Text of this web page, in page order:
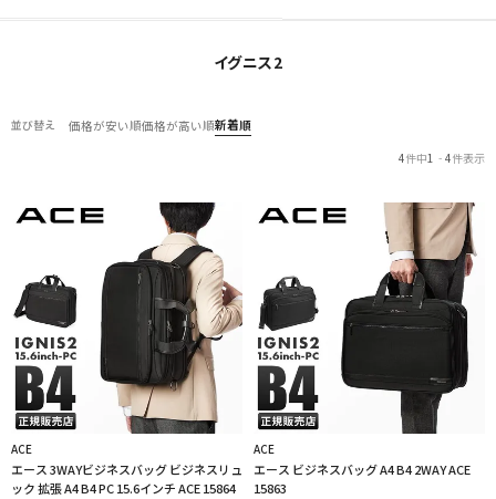
イグニス2
並び替え 価格が安い順価格が高い順新着順
4件中1 - 4件表示
ACE
エース 3WAYビジネスバッグ ビジネスリュ
ック 拡張 A4 B4 PC 15.6インチ ACE 15864
ACE
エース ビジネスバッグ A4 B4 2WAY ACE
15863